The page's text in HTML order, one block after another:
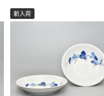
新入荷